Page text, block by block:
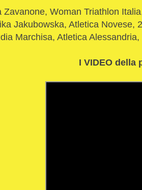
Zavanone, Woman Triathlon
Jakubowska, Atletica Novese,
Marchisa, Atletica Alessandria,
I VIDEO della